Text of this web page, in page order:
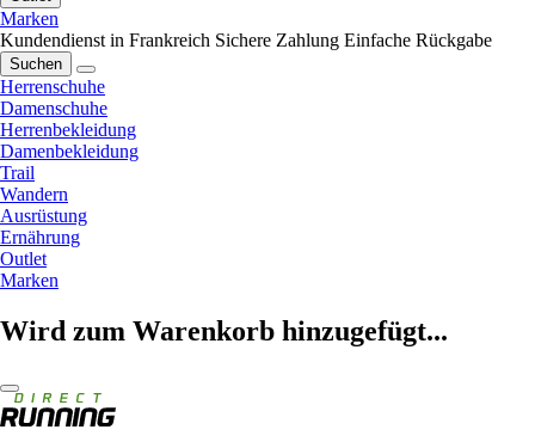
Marken
Kundendienst in Frankreich Sichere Zahlung Einfache Rückgabe
Suchen
Herrenschuhe
Damenschuhe
Herrenbekleidung
Damenbekleidung
Trail
Wandern
Ausrüstung
Ernährung
Outlet
Marken
Wird zum Warenkorb hinzugefügt...